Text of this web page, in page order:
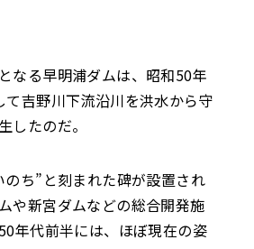
なる早明浦ダムは、昭和50年
吉野川下流沿川を洪水から守
したのだ。
ち”と刻まれた碑が設置され
や新宮ダムなどの総合開発施
年代前半には、ほぼ現在の姿